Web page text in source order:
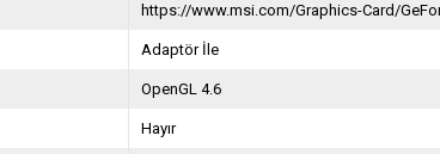
https://www.msi.com/Graphics-Card/
Adaptör İle
OpenGL 4.6
Hayır